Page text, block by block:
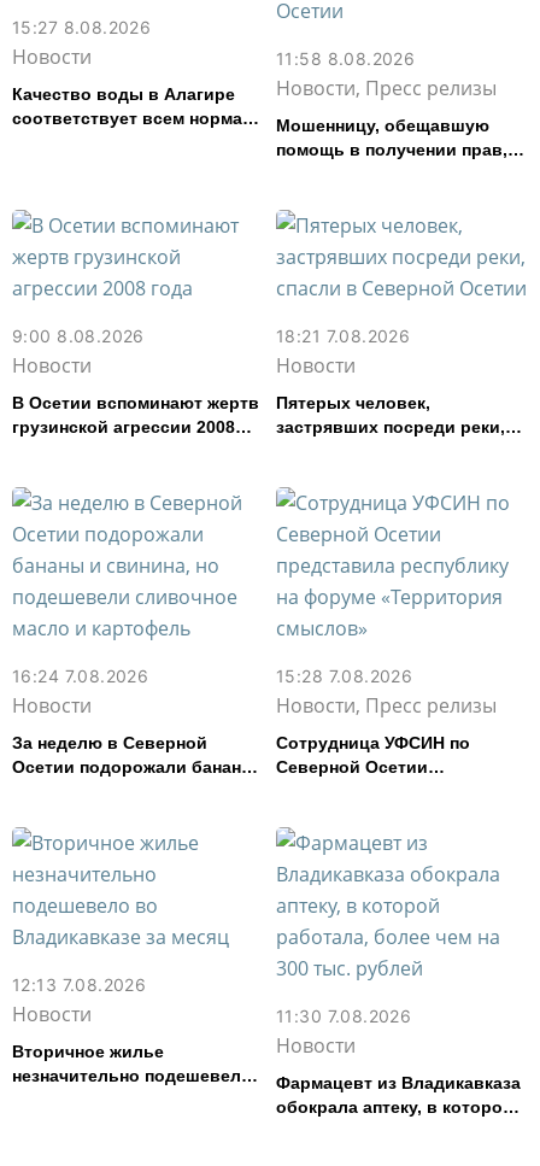
15:27 8.08.2026
Новости
Качество воды в Алагире
соответствует всем нормам
11:58 8.08.2026
Новости, Пресс релизы
Мошенницу, обещавшую
помощь в получении прав,
9:00 8.08.2026
Новости
В Осетии вспоминают жертв
грузинской агрессии 2008
18:21 7.08.2026
Новости
Пятерых человек,
застрявших посреди реки,
16:24 7.08.2026
Новости
За неделю в Северной
Осетии подорожали бананы
картофель
15:28 7.08.2026
Новости, Пресс релизы
Сотрудница УФСИН по
Северной Осетии
смыслов»
12:13 7.08.2026
Новости
Вторичное жилье
незначительно подешевело
11:30 7.08.2026
Новости
Фармацевт из Владикавказа
обокрала аптеку, в которой